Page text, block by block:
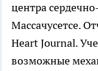
центра
Массачусетсе.
Heart Journal.
возможные